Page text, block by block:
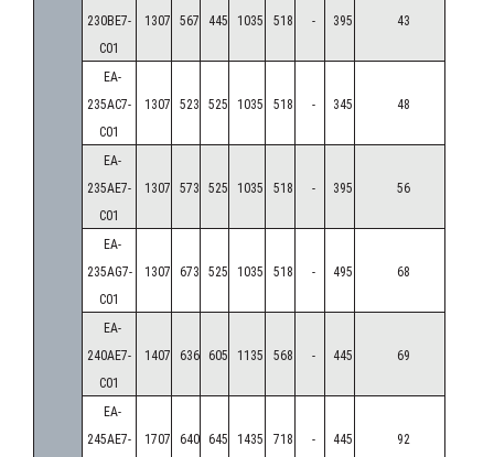
230BE7-
C01
1307 567 445 1035 518 - 395 43
EA-
235AC7-
C01
1307 523 525 1035 518 - 345 48
EA-
235AE7-
C01
1307 573 525 1035 518 - 395 56
EA-
235AG7-
C01
1307 673 525 1035 518 - 495 68
EA-
240AE7-
C01
1407 636 605 1135 568 - 445 69
EA-
245AE7-
1707 640 645 1435 718 - 445 92